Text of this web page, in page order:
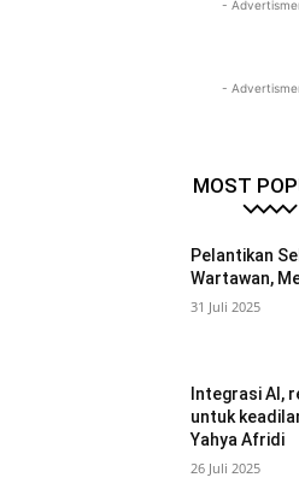
-
-
MOST
Pelantikan
Wartawan,
31 Juli 2025
Integrasi AI,
untuk
Yahya Afridi
26 Juli 2025